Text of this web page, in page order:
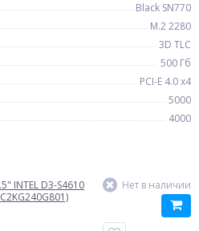
Black SN770
M.2 2280
3D TLC
500 Гб
PCI-E 4.0 x4
5000
4000
INTEL D3-S4610
Нет в наличии